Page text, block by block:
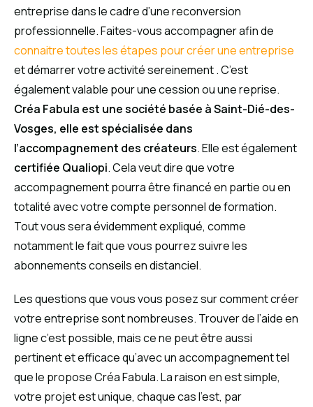
entreprise dans le cadre d’une reconversion
professionnelle. Faites-vous accompagner afin de
connaitre toutes les étapes pour créer une entreprise
et démarrer votre activité sereinement . C’est
également valable pour une cession ou une reprise.
Créa Fabula est une société basée à Saint-Dié-des-
Vosges, elle est spécialisée dans
l’accompagnement des créateurs. Elle est également
certifiée Qualiopi. Cela veut dire que votre
accompagnement pourra être financé en partie ou en
totalité avec votre compte personnel de formation.
Tout vous sera évidemment expliqué, comme
notamment le fait que vous pourrez suivre les
abonnements conseils en distanciel.
Les questions que vous vous posez sur comment créer
votre entreprise sont nombreuses. Trouver de l’aide en
ligne c’est possible, mais ce ne peut être aussi
pertinent et efficace qu’avec un accompagnement tel
que le propose Créa Fabula. La raison en est simple,
votre projet est unique, chaque cas l’est, par